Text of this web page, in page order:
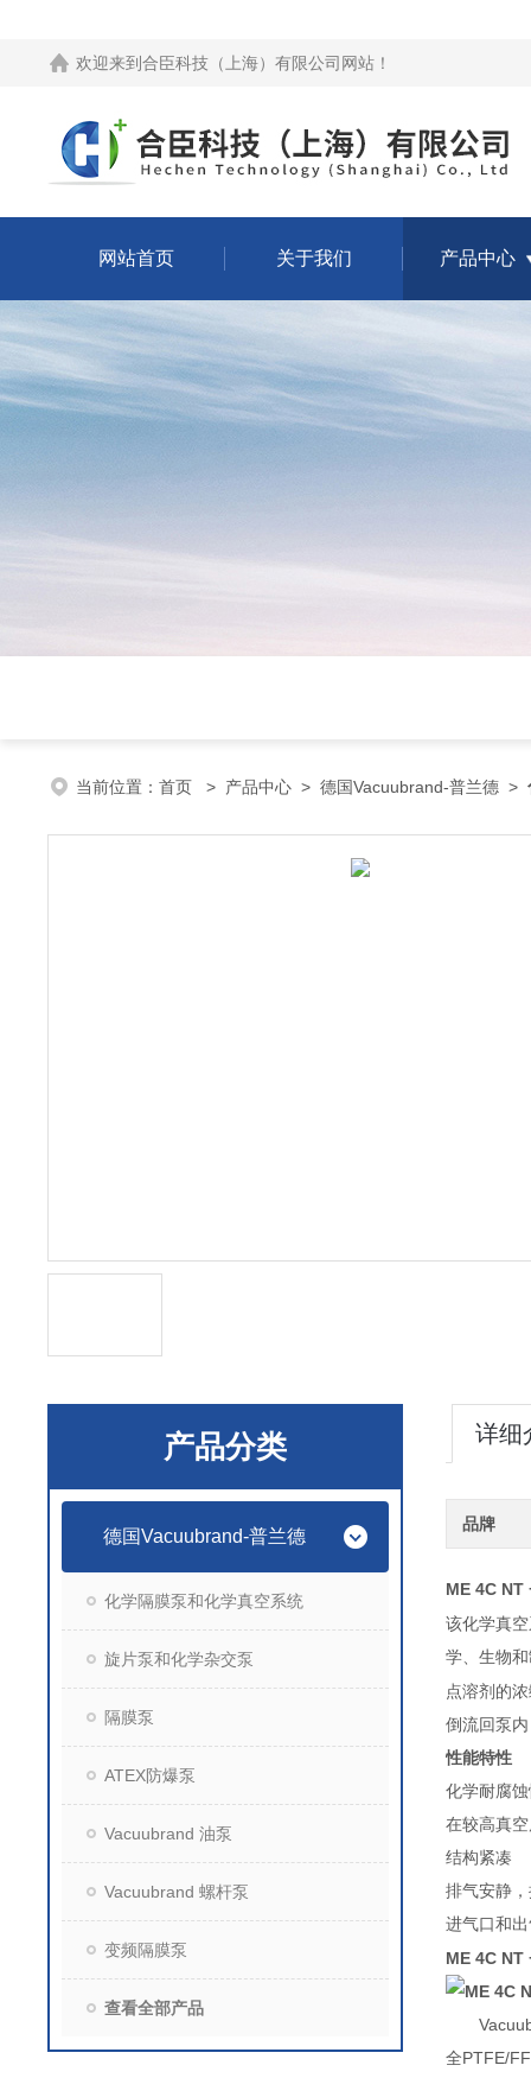
欢迎来到 合臣科技（上海）有限公司网站 ！
网站首页 关于我们 产品中心
当前位置： 首页 > 产品中心 > 德国Vacuubrand-普兰德 >
产品分类
德国Vacuubrand-普兰德
化学隔膜泵和化学真空系统
旋片泵和化学杂交泵
隔膜泵
ATEX防爆泵
Vacuubrand 油泵
Vacuubrand 螺杆泵
变频隔膜泵
查看全部产品
详细
品牌
ME 4C NT
该化学真
学、生物
点溶剂的
倒流回泵
性能特性
化学耐腐
在较高真
结构紧凑
排气安静
进气口和
ME 4C NT
全PTFE/